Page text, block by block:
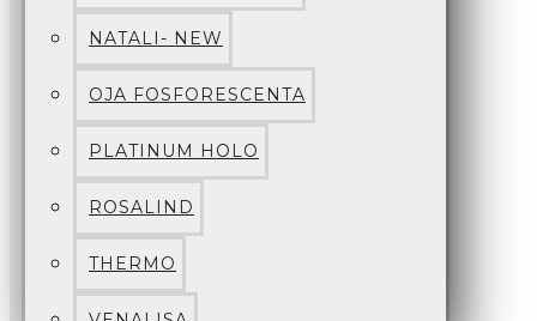
NATALI- NEW
OJA FOSFORESCENTA
PLATINUM HOLO
ROSALIND
THERMO